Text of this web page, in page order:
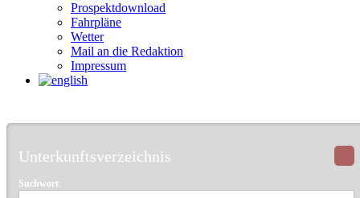
Prospektdownload
Fahrpläne
Wetter
Mail an die Redaktion
Impressum
Unterkunftsverzeichnis
Suchwort: